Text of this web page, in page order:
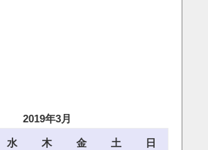
2019年3月
水 木 金 土
日